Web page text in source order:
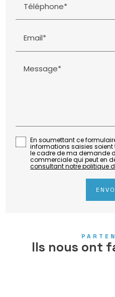
Téléphone*
Email*
Message*
En soumettant ce
informations saisies
le cadre de ma demande
commerciale qui peut en
consultant notre politique
Ils nous ont